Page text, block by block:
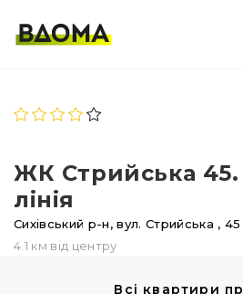
ЖК Стрийська
лінія
Сихівський р-н,вул. Стрийська , 45
4.1 км від центру
Всі квартири